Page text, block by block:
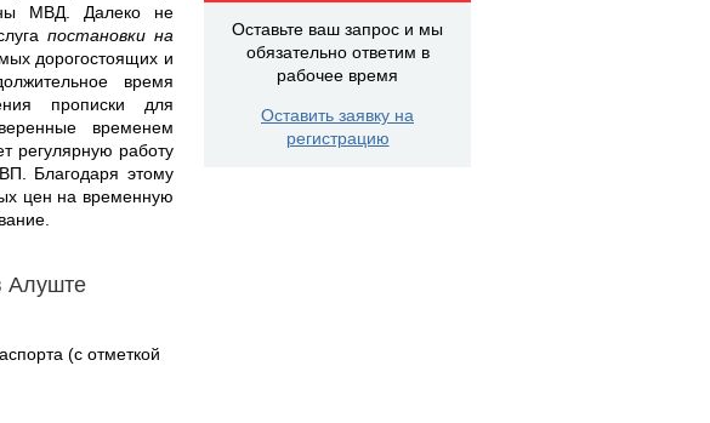
МВД. Далеко не
постановки на
дорогостоящих и
время
прописки для
временем
регулярную работу
Благодаря этому
цен на временную
Алуште
(с отметкой
Оставьте ваш запрос и мы
обязательно ответим в
рабочее время
Оставить заявку на
регистрацию